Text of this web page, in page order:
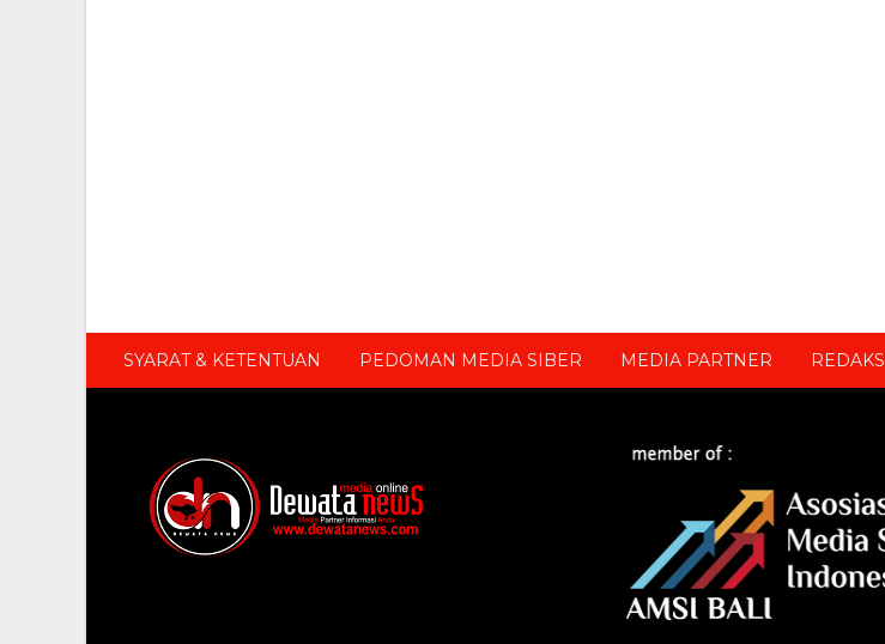
SYARAT & KETENTUAN PEDOMAN MEDIA SIBER MEDIA PARTNER REDAKSI